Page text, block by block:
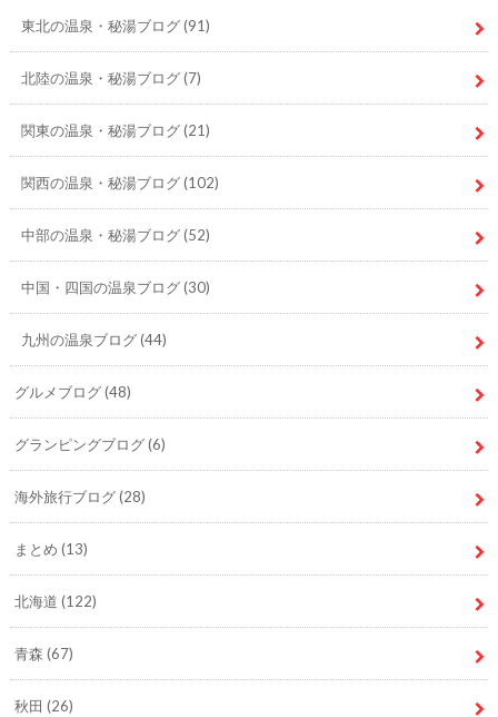
東北の温泉・秘湯ブログ(91)
北陸の温泉・秘湯ブログ(7)
関東の温泉・秘湯ブログ(21)
関西の温泉・秘湯ブログ(102)
中部の温泉・秘湯ブログ(52)
中国・四国の温泉ブログ(30)
九州の温泉ブログ(44)
グルメブログ(48)
グランピングブログ(6)
海外旅行ブログ(28)
まとめ (13)
北海道 (122)
青森 (67)
秋田 (26)